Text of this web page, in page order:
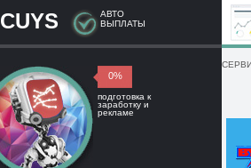
CUYS
АВТО
ВЫПЛАТЫ
0%
подготовка к
заработку и
рекламе